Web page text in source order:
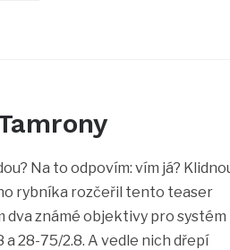
Na to odpovím: vím já?
rybníka rozčeřil tento teaser
dva známé objektivy pro systém
a 28-75/2.8. A vedle nich dřepí